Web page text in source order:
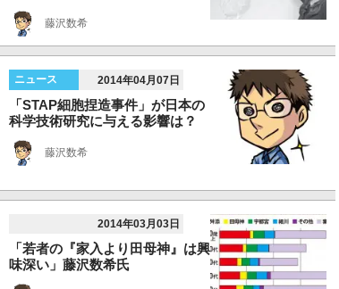
藤沢数希
ニュース 2014年04月07日
「STAP細胞捏造事件」が日本の
科学技術研究に与える影響は？
藤沢数希
2014年03月03日
「若者の『家入より田母神』は興
味深い」藤沢数希氏